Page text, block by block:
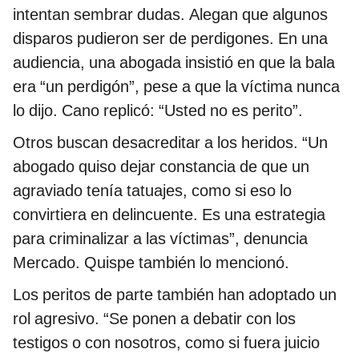
intentan sembrar dudas. Alegan que algunos
disparos pudieron ser de perdigones. En una
audiencia, una abogada insistió en que la bala
era “un perdigón”, pese a que la víctima nunca
lo dijo. Cano replicó: “Usted no es perito”.
Otros buscan desacreditar a los heridos. “Un
abogado quiso dejar constancia de que un
agraviado tenía tatuajes, como si eso lo
convirtiera en delincuente. Es una estrategia
para criminalizar a las víctimas”, denuncia
Mercado. Quispe también lo mencionó.
Los peritos de parte también han adoptado un
rol agresivo. “Se ponen a debatir con los
testigos o con nosotros, como si fuera juicio